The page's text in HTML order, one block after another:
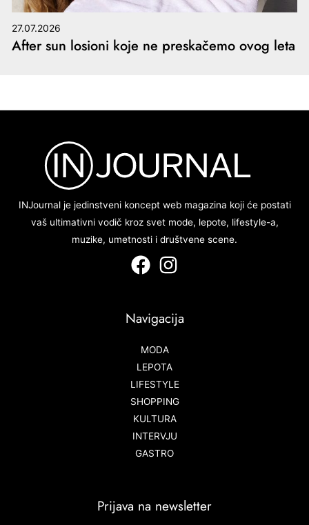
27.07.2026
After sun losioni koje ne preskačemo ovog leta
INJournal je jedinstveni koncept web magazina koji će postati
vaš ultimativni vodič kroz svet mode, lepote, lifestyle-a,
muzike, umetnosti i društvene scene.
Navigacija
MODA
LEPOTA
LIFESTYLE
SHOPPING
KULTURA
INTERVJU
GASTRO
Prijava na newsletter